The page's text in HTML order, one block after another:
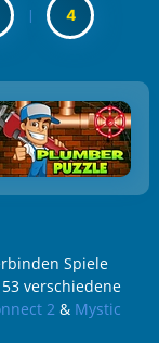
| 4
Spiele
verschiedene
2 & Mystic